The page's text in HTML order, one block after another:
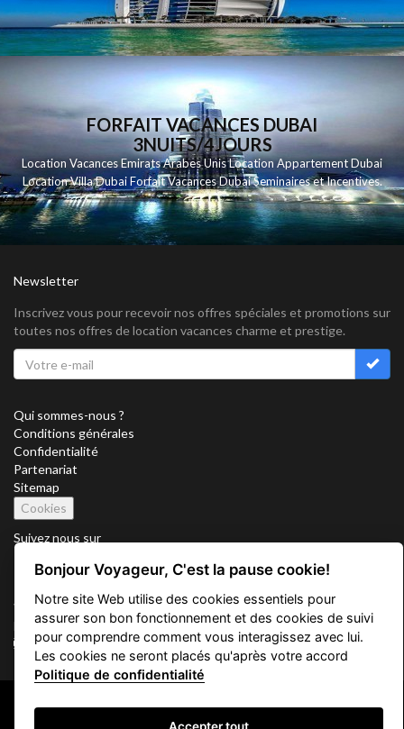
FORFAIT VACANCES DUBAI
3NUITS/4JOURS
Location Vacances Emirats Arabes Unis Location Appartement Dubai
Location Villa Dubai Forfait Vacances Dubai Seminaires et Incentives.
Newsletter
Inscrivez vous pour recevoir nos offres spéciales et promotions sur
toutes nos offres de location vacances charme et prestige.
Qui sommes-nous ?
Conditions générales
Confidentialité
Partenariat
Sitemap
Cookies
Suivez nous sur
Vacation Key Corp. 2905 Point East Drive #L-215. Aventura.
FLORIDA 33160.
info@vacationkey.com
Copyright © 2026 Vacation Key Corp.
Bonjour Voyageur, C'est la pause cookie!
Notre site Web utilise des cookies essentiels pour
assurer son bon fonctionnement et des cookies de suivi
pour comprendre comment vous interagissez avec lui.
Les cookies ne seront placés qu'après votre accord
Politique de confidentialité